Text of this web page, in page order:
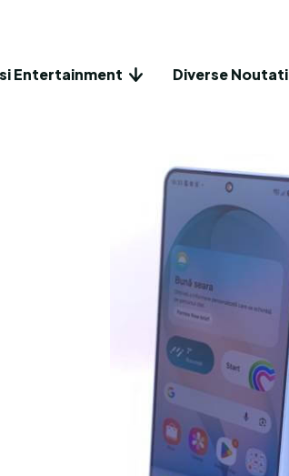
Entertainment Diverse Noutati